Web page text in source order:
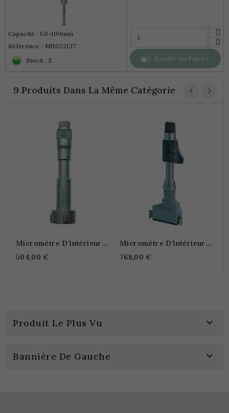
Capacité : 50-100mm
Référence : MI1022137
Stock : 5
 Ajouter Au Panier
9 Produits Dans La Même Catégorie
Micromètre D'intérieur À
3 Touches Lecture Sur
Vernier
504,00 €
Micromètre D'intérieur À
3 Touches Digital
768,00 €
Produit Le Plus Vu 
Bannière De Gauche 